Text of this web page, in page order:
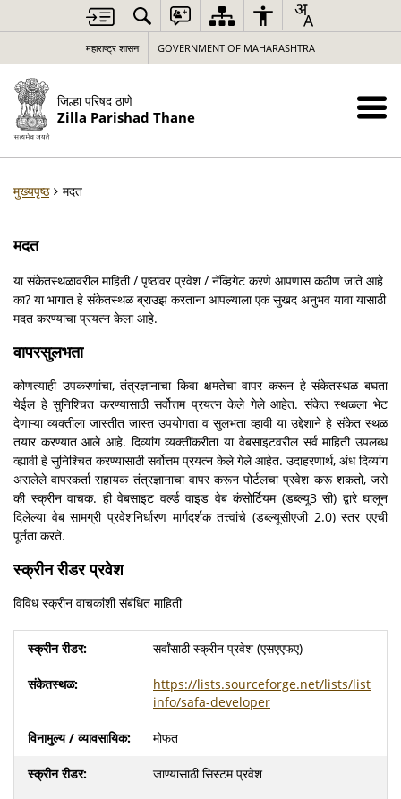
महाराष्ट्र शासन GOVERNMENT OF MAHARASHTRA
जिल्हा परिषद ठाणे
Zilla Parishad Thane
मुख्यपृष्ठ मदत
मदत
या संकेतस्थळावरील माहिती / पृष्ठांवर प्रवेश / नॅव्हिगेट करणे आपणास कठीण जाते आहे
का? या भागात हे संकेतस्थळ ब्राउझ करताना आपल्याला एक सुखद अनुभव यावा यासाठी
मदत करण्याचा प्रयत्न केला आहे.
वापरसुलभता
कोणत्याही उपकरणांचा, तंत्रज्ञानाचा किवा क्षमतेचा वापर करून हे संकेतस्थळ बघता
येईल हे सुनिश्चित करण्यासाठी सर्वोत्तम प्रयत्न केले गेले आहेत. संकेत स्थळला भेट
देणाऱ्या व्यक्तीला जास्तीत जास्त उपयोगता व सुलभता व्हावी या उद्देशाने हे संकेत स्थळ
तयार करण्यात आले आहे. दिव्यांग व्यक्तींकरीता या वेबसाइटवरील सर्व माहिती उपलब्ध
व्ह्यावी हे सुनिश्चित करण्यासाठी सर्वोत्तम प्रयत्न केले गेले आहेत. उदाहरणार्थ, अंध दिव्यांग
असलेले वापरकर्ता सहायक तंत्रज्ञानाचा वापर करून पोर्टलचा प्रवेश करू शकतो, जसे
की स्क्रीन वाचक. ही वेबसाइट वर्ल्ड वाइड वेब कंसोर्टियम (डब्ल्यू3 सी) द्वारे घालून
दिलेल्या वेब सामग्री प्रवेशनिर्धारण मार्गदर्शक तत्त्वांचे (डब्ल्यूसीएजी 2.0) स्तर एएची
पूर्तता करते.
स्क्रीन रीडर प्रवेश
विविध स्क्रीन वाचकांशी संबंधित माहिती
सर्वांसाठी स्क्रीन प्रवेश (एसएएफए)
https://lists.sourceforge.net/lists/list
info/safa-developer
मोफत
जाण्यासाठी सिस्टम प्रवेश